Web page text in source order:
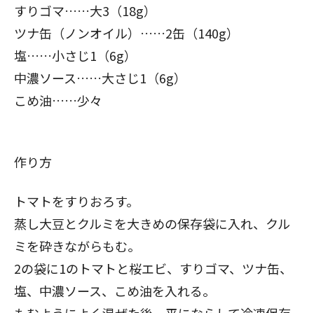
すりゴマ……大3（18g）
ツナ缶（ノンオイル）……2缶（140g）
塩……小さじ1（6g）
中濃ソース……大さじ1（6g）
こめ油……少々
作り方
トマトをすりおろす。
蒸し大豆とクルミを大きめの保存袋に入れ、クル
ミを砕きながらもむ。
2の袋に1のトマトと桜エビ、すりゴマ、ツナ缶、
塩、中濃ソース、こめ油を入れる。